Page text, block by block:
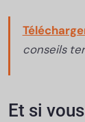
conseils
Et si